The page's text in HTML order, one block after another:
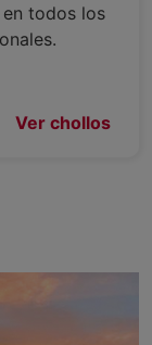
todos los
Ver chollos